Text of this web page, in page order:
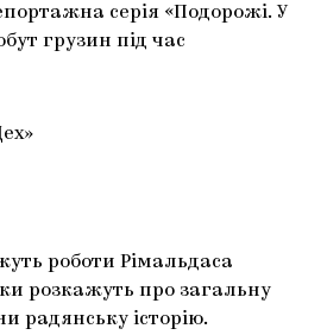
серія «Подорожі. У
грузин під час
роботи Рімальдаса
розкажуть про загальну
радянську історію.